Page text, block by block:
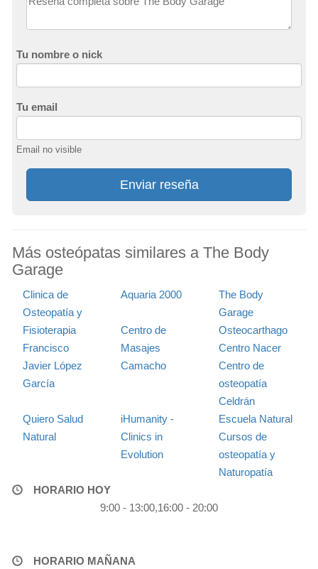
Tu nombre o nick
Tu email
Email no visible
Enviar reseña
Más osteópatas similares a The Body
Garage
Clinica de
Osteopatía y
Fisioterapia
Francisco
Javier López
García
Aquaria 2000
The Body
Garage
Centro de
Masajes
Camacho
Osteocarthago
Centro Nacer
Centro de
osteopatía
Celdrán
Quiero Salud
Natural
iHumanity -
Clinics in
Evolution
Escuela Natural
Cursos de
osteopatía y
Naturopatía
HORARIO HOY
9:00 - 13:00,16:00 - 20:00
HORARIO MAÑANA